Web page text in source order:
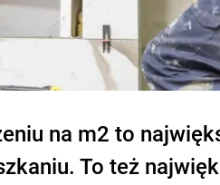
na m2 to
To też